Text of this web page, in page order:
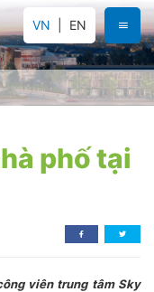
VN EN
phố tại
viên trung tâm Sky